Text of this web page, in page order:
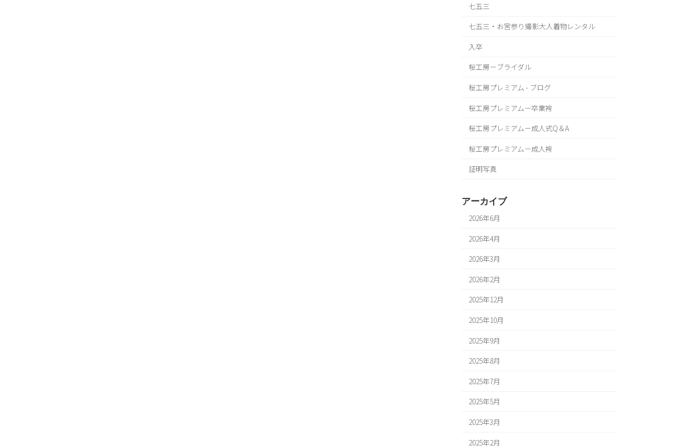
七五三
七五三・お宮参り撮影大人着物レンタル
入卒
桜工房－ブライダル
桜工房プレミアム - ブログ
桜工房プレミアム－卒業袴
桜工房プレミアム－成人式Q＆A
桜工房プレミアム－成人袴
証明写真
アーカイブ
2026年6月
2026年4月
2026年3月
2026年2月
2025年12月
2025年10月
2025年9月
2025年8月
2025年7月
2025年5月
2025年3月
2025年2月